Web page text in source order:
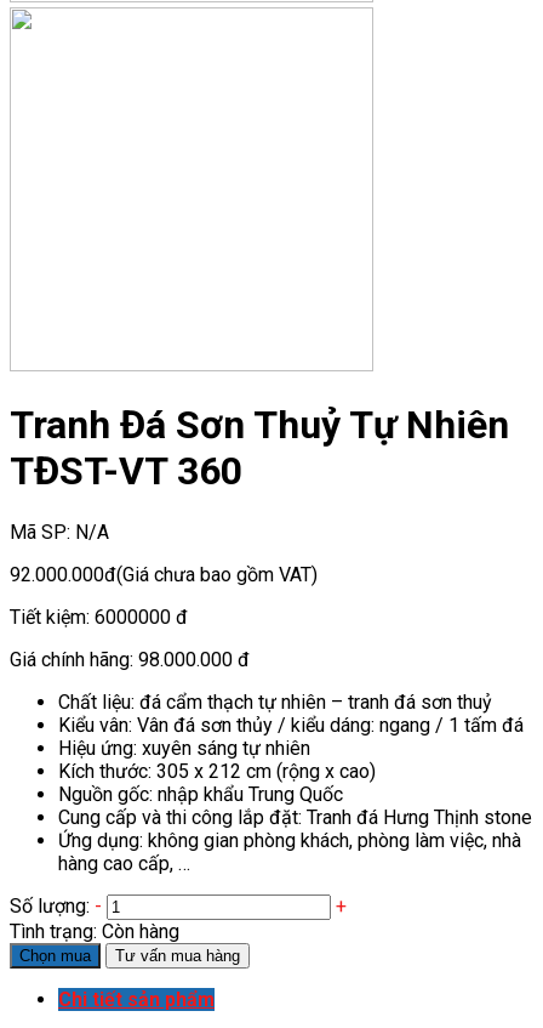
Tranh Đá Sơn Thuỷ Tự Nhiên
TĐST-VT 360
Mã SP: N/A
92.000.000đ(Giá chưa bao gồm VAT)
Tiết kiệm: 6000000 đ
Giá chính hãng: 98.000.000 đ
Chất liệu: đá cẩm thạch tự nhiên – tranh đá sơn thuỷ
Kiểu vân: Vân đá sơn thủy / kiểu dáng: ngang / 1 tấm đá
Hiệu ứng: xuyên sáng tự nhiên
Kích thước: 305 x 212 cm (rộng x cao)
Nguồn gốc: nhập khẩu Trung Quốc
Cung cấp và thi công lắp đặt: Tranh đá Hưng Thịnh stone
Ứng dụng: không gian phòng khách, phòng làm việc, nhà
hàng cao cấp, …
Số lượng: -
+
Tình trạng: Còn hàng
Chọn mua Tư vấn mua hàng
Chi tiết sản phẩm